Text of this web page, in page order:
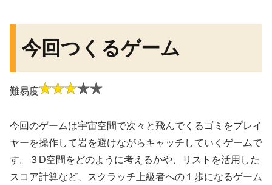
今回つくるゲーム
難易度
今回のゲームは宇宙空間で次々と飛んでくるゴミをプレイ
ヤーを操作して岩を避けながらキャッチしていくゲームで
す。３D空間をどのように考えるかや、リストを活用した
スコア計算など、スクラッチ上級者への１歩になるゲーム